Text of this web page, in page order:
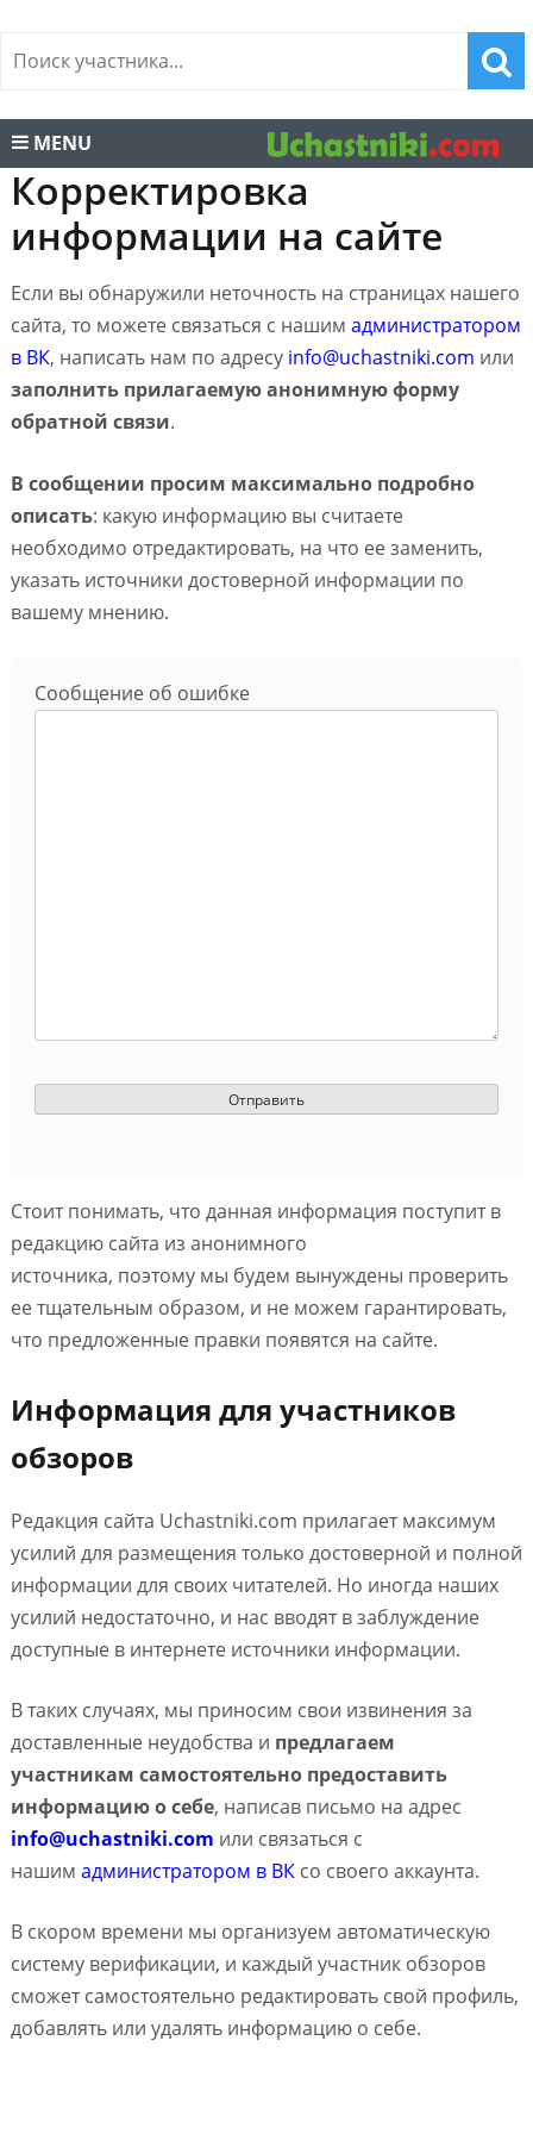
MENU
Корректировка
информации на сайте
Если вы обнаружили неточность на страницах нашего
сайта, то можете связаться с нашим администратором
в ВК, написать нам по адресу info@uchastniki.com или
заполнить прилагаемую анонимную форму
обратной связи.
В сообщении просим максимально подробно
описать: какую информацию вы считаете
необходимо отредактировать, на что ее заменить,
указать источники достоверной информации по
вашему мнению.
Сообщение об ошибке
Стоит понимать, что данная информация поступит в
редакцию сайта из анонимного
источника, поэтому мы будем вынуждены проверить
ее тщательным образом, и не можем гарантировать,
что предложенные правки появятся на сайте.
Информация для участников
обзоров
Редакция сайта Uchastniki.com прилагает максимум
усилий для размещения только достоверной и полной
информации для своих читателей. Но иногда наших
усилий недостаточно, и нас вводят в заблуждение
доступные в интернете источники информации.
В таких случаях, мы приносим свои извинения за
доставленные неудобства и предлагаем
участникам самостоятельно предоставить
информацию о себе, написав письмо на адрес
info@uchastniki.com или связаться с
нашим администратором в ВКсо своего аккаунта.
В скором времени мы организуем автоматическую
систему верификации, и каждый участник обзоров
сможет самостоятельно редактировать свой профиль,
добавлять или удалять информацию о себе.